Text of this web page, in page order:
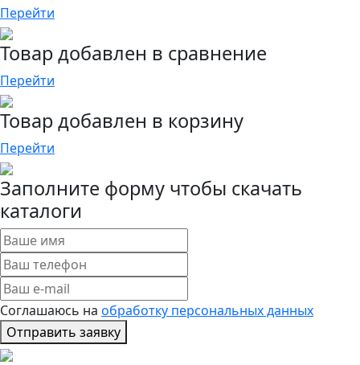
Перейти
Товар добавлен в сравнение
Перейти
Товар добавлен в корзину
Перейти
Заполните форму чтобы скачать
каталоги
Соглашаюсь на обработку персональных данных
Отправить заявку